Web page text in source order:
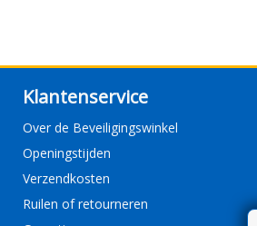
Klantenservice
Over de Beveiligingswinkel
Openingstijden
Verzendkosten
Ruilen of retourneren